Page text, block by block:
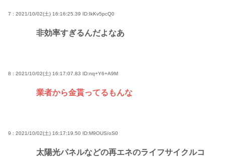
7 : 2021/10/02(土) 16:16:25.39 ID:IkKv5pcQ0
非効率すぎるんだよなあ
8 : 2021/10/02(土) 16:17:07.83 ID:nq+Y6+A9M
業者から金貰ってるもんな
9 : 2021/10/02(土) 16:17:19.50 ID:M9OUS/oS0
太陽光パネルなどの再エネのライフサイクルコ